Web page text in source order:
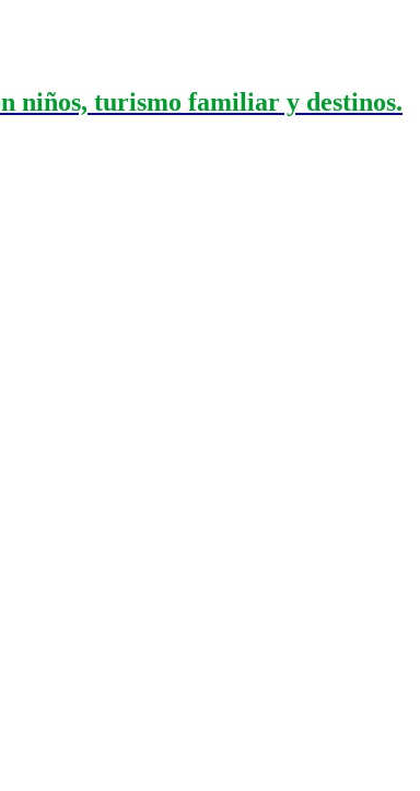
niños, turismo familiar y destinos.